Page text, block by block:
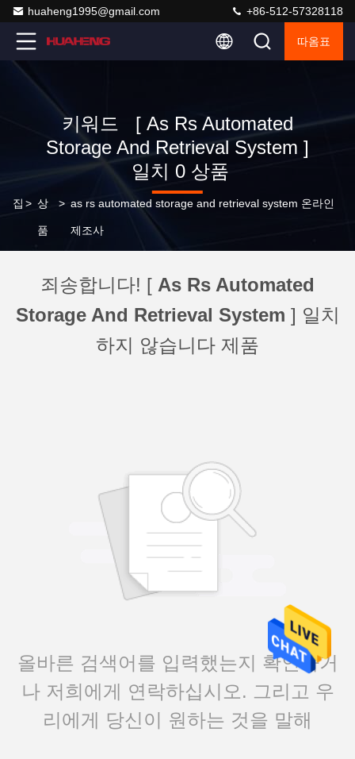
huaheng1995@gmail.com +86-512-57328118
따옴표
키워드 [ As Rs Automated
Storage And Retrieval System ]
일치 0 상품
집 > 상
품
> as rs automated storage and retrieval system 온라인
제조사
죄송합니다! [ As Rs Automated
Storage And Retrieval System ] 일치
하지 않습니다 제품
올바른 검색어를 입력했는지 확인하거
나 저희에게 연락하십시오. 그리고 우
리에게 당신이 원하는 것을 말해